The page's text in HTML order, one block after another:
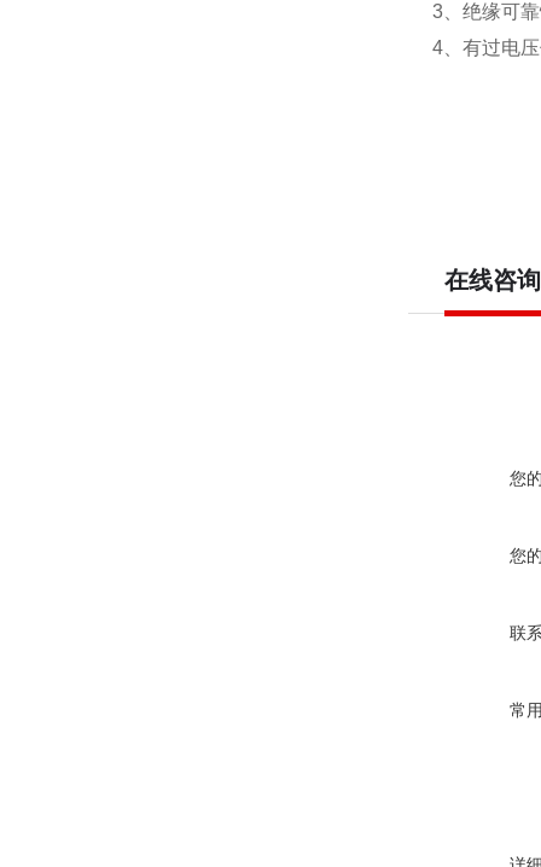
3、绝缘可
4、有过电
在线咨询
您
您
联
常